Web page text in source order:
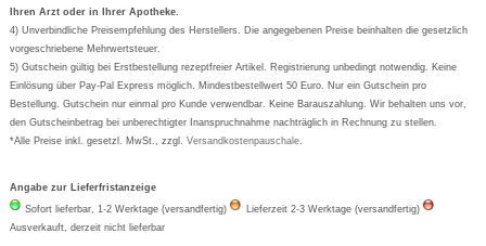
Wick
Eucerin
Basica
Ihren Arzt oder in Ihrer Apotheke.
4) Unverbindliche Preisempfehlung des Herstellers. Die angegebenen Preise beinhalten die gesetzlich
vorgeschriebene Mehrwertsteuer.
5) Gutschein gültig bei Erstbestellung rezeptfreier Artikel. Registrierung unbedingt notwendig. Keine
Einlösung über Pay-Pal Express möglich. Mindestbestellwert 50 Euro. Nur ein Gutschein pro
Bestellung. Gutschein nur einmal pro Kunde verwendbar. Keine Barauszahlung. Wir behalten uns vor,
den Gutscheinbetrag bei unberechtigter Inanspruchnahme nachträglich in Rechnung zu stellen.
*Alle Preise inkl. gesetzl. MwSt., zzgl.Versandkostenpauschale
Angabe zur Lieferfristanzeige
Sofort lieferbar, 1-2 Werktage (versandfertig)
Lieferzeit 2-3 Werktage (versandfertig)
Ausverkauft, derzeit nicht lieferbar